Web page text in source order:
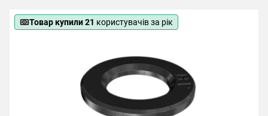
Товар купили 21 користувачів за рік